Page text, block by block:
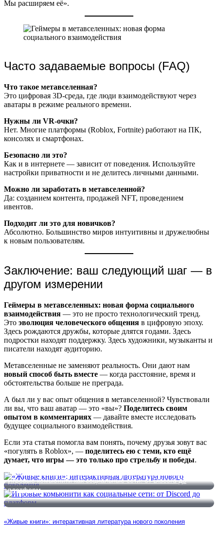
Мы расширяем её».
Часто задаваемые вопросы (FAQ)
Что такое метавселенная?
Это цифровая 3D-среда, где люди взаимодействуют через
аватары в режиме реального времени.
Нужны ли VR-очки?
Нет. Многие платформы (Roblox, Fortnite) работают на ПК,
консолях и смартфонах.
Безопасно ли это?
Как и в интернете — зависит от поведения. Используйте
настройки приватности и не делитесь личными данными.
Можно ли заработать в метавселенной?
Да: созданием контента, продажей NFT, проведением
ивентов.
Подходит ли это для новичков?
Абсолютно. Большинство миров интуитивны и дружелюбны
к новым пользователям.
Заключение: ваш следующий шаг — в
другом измерении
Геймеры в метавселенных: новая форма социального
взаимодействия — это не просто технологический тренд.
Это эволюция человеческого общения в цифровую эпоху.
Здесь рождаются дружбы, которые длятся годами. Здесь
подростки находят поддержку. Здесь художники, музыканты и
писатели находят аудиторию.
Метавселенные не заменяют реальность. Они дают нам
новый способ быть вместе — когда расстояние, время и
обстоятельства больше не преграда.
А был ли у вас опыт общения в метавселенной? Чувствовали
ли вы, что ваш аватар — это «вы»? Поделитесь своим
опытом в комментариях — давайте вместе исследовать
будущее социального взаимодействия.
Если эта статья помогла вам понять, почему друзья зовут вас
«погулять в Roblox», — поделитесь ею с теми, кто ещё
думает, что игры — это только про стрельбу и победы.
«Живые книги»: интерактивная литература нового поколения
Игровые комьюнити как социальные сети: от Discord до
платформ
«Живые книги»: интерактивная литература нового поколения